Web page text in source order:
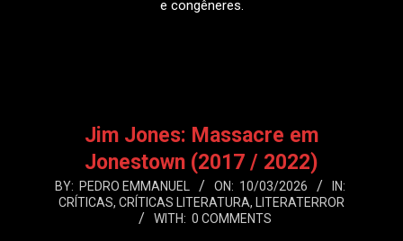
e congêneres.
Jim Jones: Massacre em
Jonestown (2017 / 2022)
2026-
03-
BY: PEDRO EMMANUEL ON: 10/03/2026
IN:
CRÍTICAS, CRÍTICAS LITERATURA,
LITERATERROR
WITH: 0 COMMENTS